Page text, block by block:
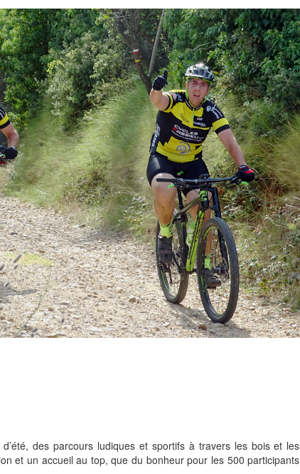
des parcours ludiques et sportifs à travers les bois et les
et un accueil au top, que du bonheur pour les 500 participants